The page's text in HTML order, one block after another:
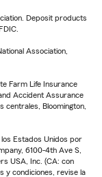
Deposit products
Association,
Farm Life Insurance
Accident Assurance
centrales, Bloomington,
Estados Unidos por
6100-4th Ave S,
USA, Inc. (CA: con
y condiciones, revise la